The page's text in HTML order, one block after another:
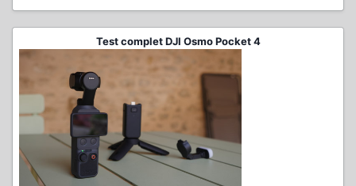
Test complet DJI Osmo Pocket 4